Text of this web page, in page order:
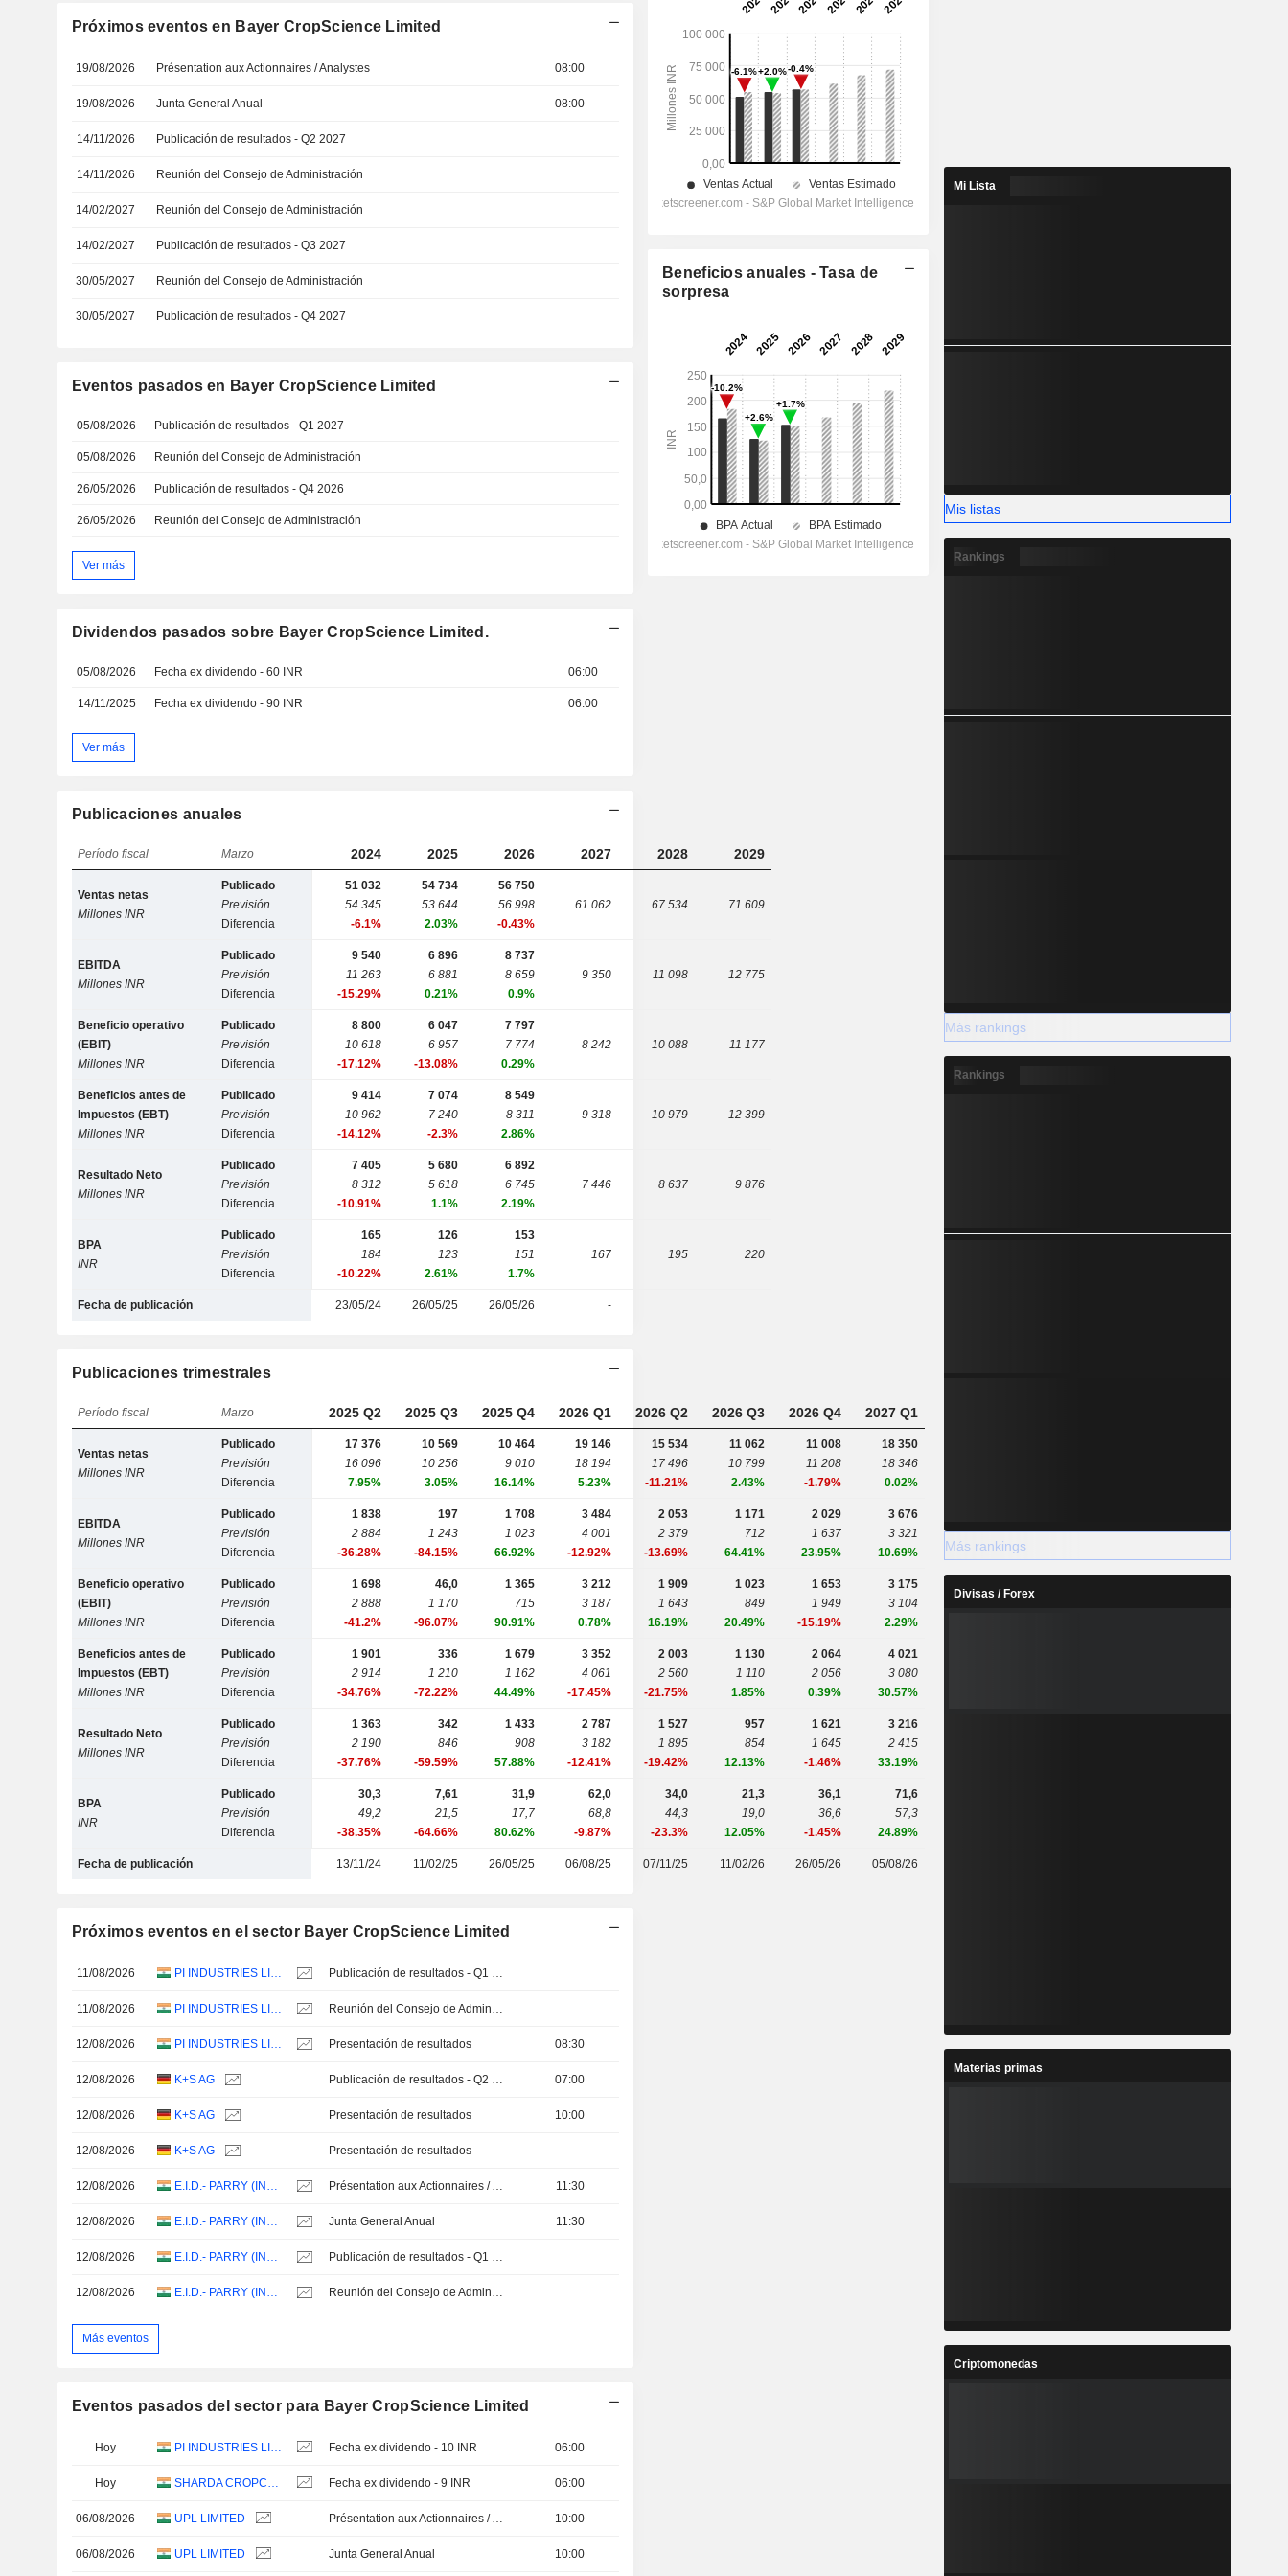
Próximos eventos en Bayer CropScience Limited
19/08/2026 Présentation aux Actionnaires / Analystes 08:00
19/08/2026 Junta General Anual 08:00
14/11/2026 Publicación de resultados - Q2 2027
14/11/2026 Reunión del Consejo de Administración
14/02/2027 Reunión del Consejo de Administración
14/02/2027 Publicación de resultados - Q3 2027
30/05/2027 Reunión del Consejo de Administración
30/05/2027 Publicación de resultados - Q4 2027
Eventos pasados en Bayer CropScience Limited
05/08/2026 Publicación de resultados - Q1 2027
05/08/2026 Reunión del Consejo de Administración
26/05/2026 Publicación de resultados - Q4 2026
26/05/2026 Reunión del Consejo de Administración
Ver más
Dividendos pasados sobre Bayer CropScience Limited.
05/08/2026 Fecha ex dividendo - 60 INR 06:00
14/11/2025 Fecha ex dividendo - 90 INR 06:00
Ver más
Publicaciones anuales
Período fiscal Marzo 2024 2025 2026 2027 2028 2029
Ventas netas
Millones INR
Publicado
Previsión
Diferencia
51 032
54 345
-6.1%
54 734
53 644
2.03%
56 750
56 998
-0.43%
61 062 67 534 71 609
EBITDA
Millones INR
Publicado
Previsión
Diferencia
9 540
11 263
-15.29%
6 896
6 881
0.21%
8 737
8 659
0.9%
9 350 11 098 12 775
Beneficio operativo
(EBIT)
Millones INR
Publicado
Previsión
Diferencia
8 800
10 618
-17.12%
6 047
6 957
-13.08%
7 797
7 774
0.29%
8 242 10 088 11 177
Beneficios antes de
Impuestos (EBT)
Millones INR
Publicado
Previsión
Diferencia
9 414
10 962
-14.12%
7 074
7 240
-2.3%
8 549
8 311
2.86%
9 318 10 979 12 399
Resultado Neto
Millones INR
Publicado
Previsión
Diferencia
7 405
8 312
-10.91%
5 680
5 618
1.1%
6 892
6 745
2.19%
7 446 8 637 9 876
BPA
INR
Publicado
Previsión
Diferencia
165
184
-10.22%
126
123
2.61%
153
151
1.7%
167 195 220
Fecha de publicación 23/05/24 26/05/25 26/05/26 -
Publicaciones trimestrales
Período fiscal Marzo 2025 Q2 2025 Q3 2025 Q4 2026 Q1 2026 Q2 2026 Q3 2026 Q4 2027 Q1
Ventas netas
Millones INR
Publicado
Previsión
Diferencia
17 376
16 096
7.95%
10 569
10 256
3.05%
10 464
9 010
16.14%
19 146
18 194
5.23%
15 534
17 496
-11.21%
11 062
10 799
2.43%
11 008
11 208
-1.79%
18 350
18 346
0.02%
EBITDA
Millones INR
Publicado
Previsión
Diferencia
1 838
2 884
-36.28%
197
1 243
-84.15%
1 708
1 023
66.92%
3 484
4 001
-12.92%
2 053
2 379
-13.69%
1 171
712
64.41%
2 029
1 637
23.95%
3 676
3 321
10.69%
Beneficio operativo
(EBIT)
Millones INR
Publicado
Previsión
Diferencia
1 698
2 888
-41.2%
46,0
1 170
-96.07%
1 365
715
90.91%
3 212
3 187
0.78%
1 909
1 643
16.19%
1 023
849
20.49%
1 653
1 949
-15.19%
3 175
3 104
2.29%
Beneficios antes de
Impuestos (EBT)
Millones INR
Publicado
Previsión
Diferencia
1 901
2 914
-34.76%
336
1 210
-72.22%
1 679
1 162
44.49%
3 352
4 061
-17.45%
2 003
2 560
-21.75%
1 130
1 110
1.85%
2 064
2 056
0.39%
4 021
3 080
30.57%
Resultado Neto
Millones INR
Publicado
Previsión
Diferencia
1 363
2 190
-37.76%
342
846
-59.59%
1 433
908
57.88%
2 787
3 182
-12.41%
1 527
1 895
-19.42%
957
854
12.13%
1 621
1 645
-1.46%
3 216
2 415
33.19%
BPA
INR
Publicado
Previsión
Diferencia
30,3
49,2
-38.35%
7,61
21,5
-64.66%
31,9
17,7
80.62%
62,0
68,8
-9.87%
34,0
44,3
-23.3%
21,3
19,0
12.05%
36,1
36,6
-1.45%
71,6
57,3
24.89%
Fecha de publicación 13/11/24 11/02/25 26/05/25 06/08/25 07/11/25 11/02/26 26/05/26 05/08/26
Próximos eventos en el sector Bayer CropScience Limited
11/08/2026 PI INDUSTRIES LIMITED Publicación de resultados - Q1 2027
11/08/2026 PI INDUSTRIES LIMITED Reunión del Consejo de Administración
12/08/2026 PI INDUSTRIES LIMITED Presentación de resultados 08:30
12/08/2026 K+S AG Publicación de resultados - Q2 2026 07:00
12/08/2026 K+S AG Presentación de resultados 10:00
12/08/2026 K+S AG Presentación de resultados
12/08/2026 E.I.D.- PARRY (INDIA) LIMITED Présentation aux Actionnaires / Analystes 11:30
12/08/2026 E.I.D.- PARRY (INDIA) LIMITED Junta General Anual 11:30
12/08/2026 E.I.D.- PARRY (INDIA) LIMITED Publicación de resultados - Q1 2027
12/08/2026 E.I.D.- PARRY (INDIA) LIMITED Reunión del Consejo de Administración
Más eventos
Eventos pasados del sector para Bayer CropScience Limited
Hoy Fecha ex dividendo - 10 INR 06:00
Hoy Fecha ex dividendo - 9 INR 06:00
06/08/2026 UPL LIMITED 10:00
06/08/2026 UPL LIMITED Junta General Anual 10:00
Beneficios anuales - Tasa de
sorpresa
Mi Lista
Mis listas
Rankings
Más rankings
Rankings
Más rankings
Divisas / Forex
Materias primas
Criptomonedas